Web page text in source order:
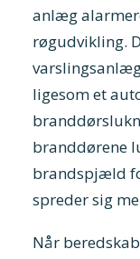
anlæg
røgudvikling.
ligesom et
branddørene
brandspjæld
spreder sig
Når